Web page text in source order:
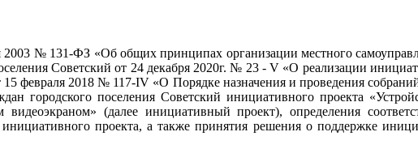
2003 № 131-ФЗ «Об общих принципах организации местного
Советский от 24 декабря 2020г. № 23 - V «О реализации
15 февраля 2018 № 117-IV «О Порядке назначения и проведения
городского поселения Советский инициативного проекта
(далее инициативный проект), определения
проекта, а также принятия решения о поддержке